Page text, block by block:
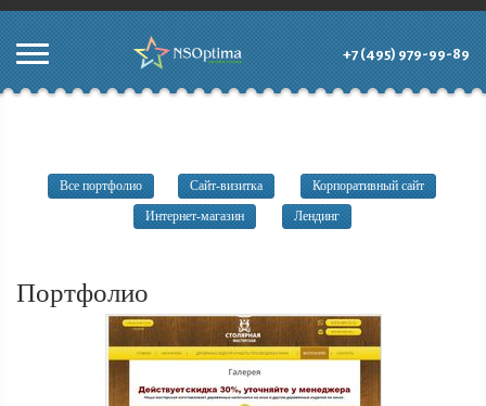
+7 (495) 979-99-89
Все портфолио Сайт-визитка
Корпоративный сайт
Интернет-магазин
Лендинг
Портфолио